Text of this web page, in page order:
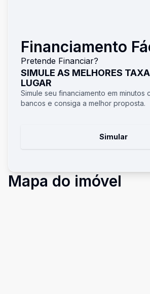
Financiamento
Pretende Financiar?
SIMULE AS MELHORES
LUGAR
Simule seu financiamento em minutos
bancos e consiga a melhor proposta.
Simular
Mapa do imóvel